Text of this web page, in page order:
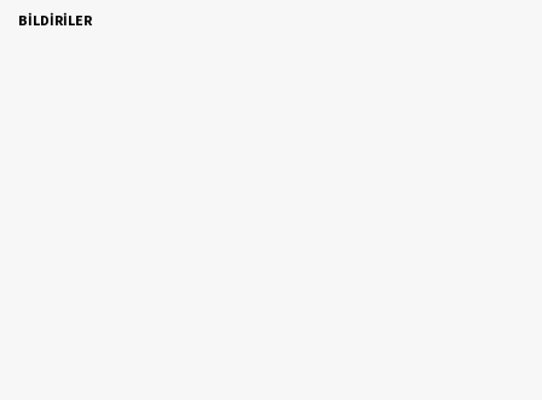
BİLDİRİLER